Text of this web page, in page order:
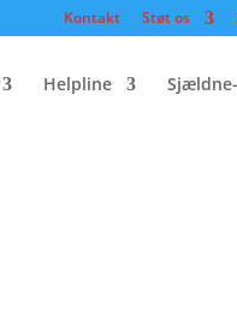
Kontakt Støt os
Helpline